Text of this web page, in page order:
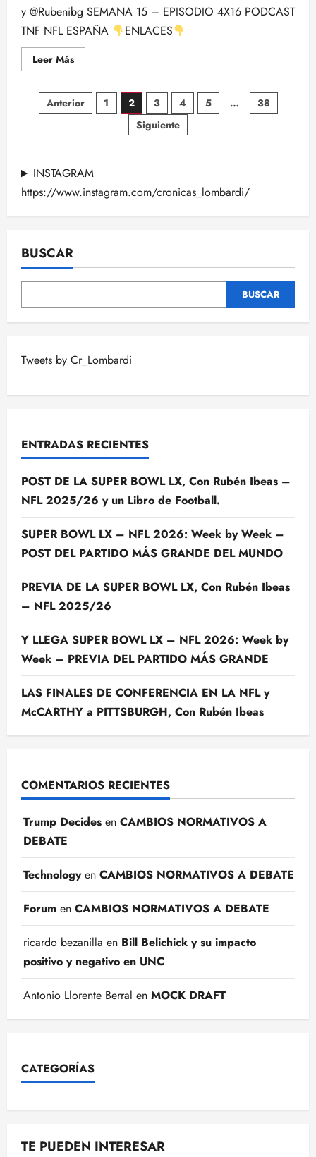
y @Rubenibg SEMANA 15 – EPISODIO 4X16 PODCAST
TNF NFL ESPAÑA
ENLACES
Leer MásLeer
más
MICAH
PARSONS
ABRE
NFL,
Con
Rubén
Ibeas.
Paginación
entradas
Anterior 1 2 3 4 5 …
38
Siguiente
INSTAGRAM
https://www.instagram.com/cronicas_lombardi/
BUSCAR
BUSCAR
Tweets by Cr_Lombardi
ENTRADAS RECIENTES
POST DE LA SUPER BOWL LX, Con Rubén Ibeas –
NFL 2025/26 y un Libro de Football.
SUPER BOWL LX – NFL 2026: Week by Week –
POST DEL PARTIDO MÁS GRANDE DEL MUNDO
PREVIA DE LA SUPER BOWL LX, Con Rubén Ibeas
– NFL 2025/26
Y LLEGA SUPER BOWL LX – NFL 2026: Week by
Week – PREVIA DEL PARTIDO MÁS GRANDE
LAS FINALES DE CONFERENCIA EN LA NFL y
McCARTHY a PITTSBURGH, Con Rubén Ibeas
COMENTARIOS RECIENTES
Trump Decides en CAMBIOS NORMATIVOS A
DEBATE
Technologyen CAMBIOS NORMATIVOS A DEBATE
Forum en CAMBIOS NORMATIVOS A DEBATE
ricardo bezanilla en Bill Belichick y su impacto
positivo y negativo en UNC
Antonio Llorente Berral en MOCK DRAFT
CATEGORÍAS
TE PUEDEN INTERESAR